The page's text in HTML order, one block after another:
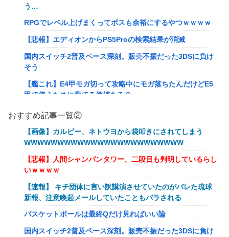
う…
RPGでレベル上げまくってボスも余裕にするやつｗｗｗｗ
【悲報】エディオンからPS5Proの検索結果が消滅
国内スイッチ2普及ペース深刻。販売不振だった3DSに負け
そう
【艦これ】E4甲モガ切って攻略中にモガ落ちたんだけどE5
甲で使うために育てる価値ある？
RPGでレベル上げまくってボスも余裕にするやつｗｗｗｗ
【艦これ】でもイベントのたびに思うんだ 空母機動部隊っ
てクソだわ！
【衝撃】葬儀屋「火葬プランはどうなさいますか？」ワイ喪
主「直葬で(即答)」→結果ァw w w w w w w w w w
イーロン・マスク「中国のロボットはデタラメで遠隔操作し
てるだけ」
【画像】このLINEでなんで女が怒ってるのか分かんない奴
はモテない奴確定らしい←お前らは勿論わかるよ
な？？？？？？？
おすすめ記事一覧②
【画像】カルビー、ネトウヨから袋叩きにされてしまう
WWWWWWWWWWWWWWWWWWWWWWWW
【悲報】人間シャンパンタワー、二段目も判明しているらし
いｗｗｗｗ
【速報】 キチ団体に言い訳講演させていたのがバレた琉球
新報、注意喚起メールしていたこともバラされる
バスケットボールは最終Qだけ見ればいい論
国内スイッチ2普及ペース深刻。販売不振だった3DSに負け